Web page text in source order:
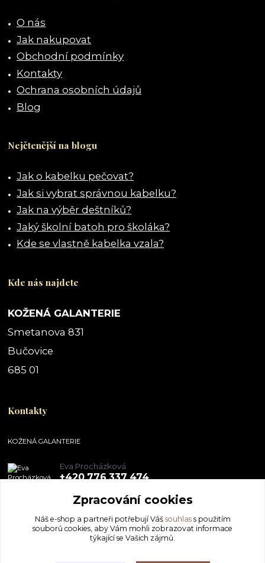
O nás
Jak nakupovat
Obchodní podmínky
Kontakty
Ochrana osobních údajů
Blog
Nejčtenější na blogu
Jak o kabelku pečovat?
Jak si vybrat správnou kabelku?
Jak na výběr deštníků?
Jaký školní batoh pro školáka?
Kde se vlastně kabelka vzala?
Kde nás najdete
KOŽENÁ GALANTERIE
Smetanova 831
Bučovice
685 01
Kontakty
KOŽENÁ GALANTERIE
Eva Procházková
+420 776 337 474
obchod@pegal.cz
Zpracování cookies
Náš e-shop a partneři potřebují Váš souhlass použitím
souborů cookies, aby Vám mohli zobrazovat informace
týkající se Vašich zájmů.